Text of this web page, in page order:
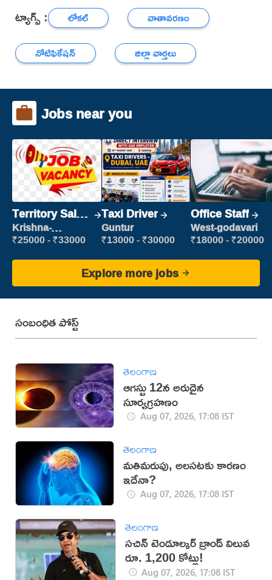
ట్యాగ్స్ : లోకల్
వాతావరణం
నోటిఫికేషన్
జిల్లా వార్తలు
Jobs near you
Territory Sales
Manager
Krishna-
vijayawada
₹25000 - ₹33000
Taxi Driver
Guntur
₹13000 - ₹30000
Office Staff
West-godavari
₹18000 - ₹20000
Explore more jobs
సంబంధిత పోస్ట్
తెలంగాణ
ఆగస్టు 12న అరుదైన
సూర్యగ్రహణం
Aug 07, 2026, 17:08 IST
తెలంగాణ
మతిమరుపు, అలసటకు కారణం
ఇదేనా?
Aug 07, 2026, 17:08 IST
తెలంగాణ
సచిన్ టెండూల్కర్ బ్రాండ్ విలువ
రూ. 1,200 కోట్లు!
Aug 07, 2026, 17:08 IST